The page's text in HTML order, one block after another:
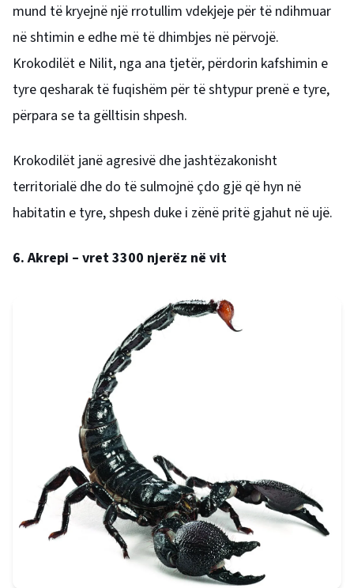
mund të kryejnë një rrotullim vdekjeje për të ndihmuar
në shtimin e edhe më të dhimbjes në përvojë.
Krokodilët e Nilit, nga ana tjetër, përdorin kafshimin e
tyre qesharak të fuqishëm për të shtypur prenë e tyre,
përpara se ta gëlltisin shpesh.
Krokodilët janë agresivë dhe jashtëzakonisht
territorialë dhe do të sulmojnë çdo gjë që hyn në
habitatin e tyre, shpesh duke i zënë pritë gjahut në ujë.
6. Akrepi – vret 3300 njerëz në vit